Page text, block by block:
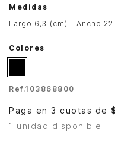
Medidas
largo 6,3 (cm)
ancho
Colores
Ref.103868800
Paga en 3 cuotas de
1 unidad disponible